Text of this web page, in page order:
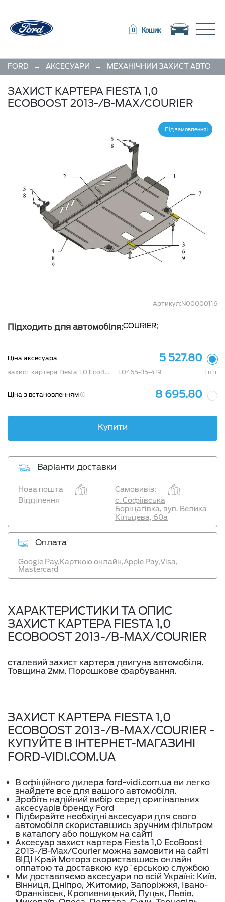
0 Кошик Toggle navigation
FORD → АКСЕСУАРИ → МЕХАНІЧНИЙ ЗАХИСТ АВТО
ЗАХИСТ КАРТЕРА FIESTA 1,0
ECOBOOST 2013-/В-МАХ/COURIER
Під замовлення
Артикул:N00000116
Підходить для автомобіля:COURIER;
Ціна аксесуара 5 527.80
захист картера Fiesta 1,0 EcoBoost 2013-/В-Мах/Courier 1.0465-35-419 1 шт
Ціна з встановленням 8 695.80
Купити
Варіанти доставки
Нова пошта
Самовивіз:
Відділення
с. Софіївська
Борщагівка, вул. Велика
Кільцева, 60а
Оплата
Google Pay,Карткою онлайн,Apple Pay,Visa,
Mastercard
ХАРАКТЕРИСТИКИ ТА ОПИС
ЗАХИСТ КАРТЕРА FIESTA 1,0
ECOBOOST 2013-/В-МАХ/COURIER
сталевий захист картера двигуна автомобіля.
Товщина 2мм. Порошкове фарбування.
ЗАХИСТ КАРТЕРА FIESTA 1,0
ECOBOOST 2013-/В-МАХ/COURIER -
КУПУЙТЕ В ІНТЕРНЕТ-МАГАЗИНІ
FORD-VIDI.COM.UA
В офіційного дилера ford-vidi.com.ua ви легко
знайдете все для вашого автомобіля.
Зробіть надійний вибір серед оригінальних
аксесуарів бренду Ford
Підбирайте необхідні аксесуари для свого
автомобіля скориставшись зручним фільтром
в каталогу або пошуком на сайті
Аксесуар захист картера Fiesta 1,0 EcoBoost
2013-/В-Мах/Courier можна замовити на сайті
ВІДІ Край Моторз скориставшись онлайн
оплатою та доставкою кур`єрською службою
Ми доставляємо аксесуари по всій Україні: Київ,
Вінниця, Дніпро, Житомир, Запоріжжя, Івано-
Франківськ, Кропивницький, Луцьк, Львів,